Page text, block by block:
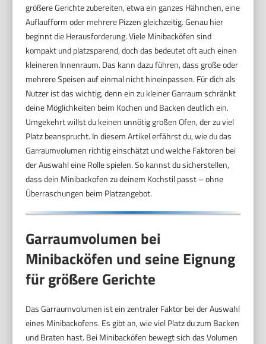
größere Gerichte zubereiten, etwa ein ganzes Hähnchen, eine
Auflaufform oder mehrere Pizzen gleichzeitig. Genau hier
beginnt die Herausforderung. Viele Minibacköfen sind
kompakt und platzsparend, doch das bedeutet oft auch einen
kleineren Innenraum. Das kann dazu führen, dass große oder
mehrere Speisen auf einmal nicht hineinpassen. Für dich als
Nutzer ist das wichtig, denn ein zu kleiner Garraum schränkt
deine Möglichkeiten beim Kochen und Backen deutlich ein.
Umgekehrt willst du keinen unnötig großen Ofen, der zu viel
Platz beansprucht. In diesem Artikel erfährst du, wie du das
Garraumvolumen richtig einschätzt und welche Faktoren bei
der Auswahl eine Rolle spielen. So kannst du sicherstellen,
dass dein Minibackofen zu deinem Kochstil passt – ohne
Überraschungen beim Platzangebot.
Garraumvolumen bei
Minibacköfen und seine Eignung
für größere Gerichte
Das Garraumvolumen ist ein zentraler Faktor bei der Auswahl
eines Minibackofens. Es gibt an, wie viel Platz du zum Backen
und Braten hast. Bei Minibacköfen bewegt sich das Volumen